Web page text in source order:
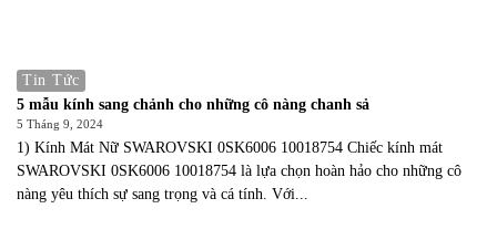
Tin Tức
5 mẫu kính sang chảnh cho những cô nàng chanh sả
5 Tháng 9, 2024
1) Kính Mát Nữ SWAROVSKI 0SK6006 10018754 Chiếc kính mát
SWAROVSKI 0SK6006 10018754 là lựa chọn hoàn hảo cho những cô
nàng yêu thích sự sang trọng và cá tính. Với...